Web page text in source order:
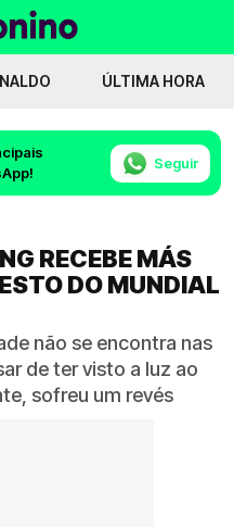
ÚLTIMA HORA
Seguir
RECEBE MÁS
DO MUNDIAL
não se encontra nas
de ter visto a luz ao
sofreu um revés